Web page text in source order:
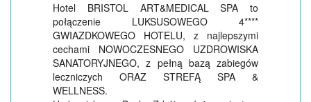
Hotel BRISTOL ART&MEDICAL SPA to
połączenie LUKSUSOWEGO 4****
GWIAZDKOWEGO HOTELU, z najlepszymi
cechami NOWOCZESNEGO UZDROWISKA
SANATORYJNEGO, z pełną bazą zabiegów
leczniczych ORAZ STREFĄ SPA &
WELLNESS.